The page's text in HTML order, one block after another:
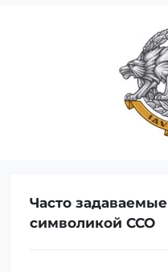
Часто
символикой ССО